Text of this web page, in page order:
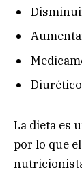
La dieta es
por lo que